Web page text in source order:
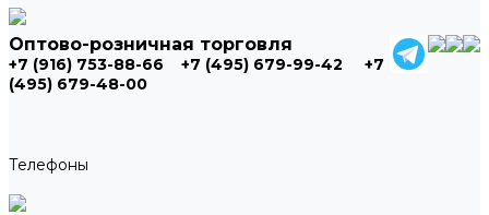
Оптово-розничная торговля
+7 (916) 753-88-66 +7 (495) 679-99-42
+7
(495) 679-48-00
Телефоны